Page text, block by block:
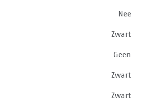
Nee
Zwart
Geen
Zwart
Zwart